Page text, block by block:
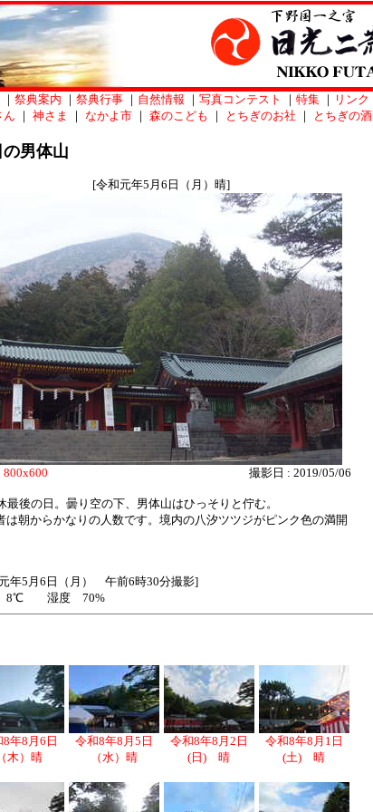
｜ 祭典案内 ｜ 祭典行事 ｜ 自然情報 ｜ 写真コンテスト ｜ 特集 ｜ リンク
ん ｜ 神さま ｜ なかよ市 ｜ 森のこども ｜ とちぎのお社 ｜ とちぎの酒
男体山
[令和元年5月6日（月）晴]
800x600 撮影日 : 2019/05/06
最後の日。曇り空の下、男体山はひっそりと佇む。
は朝からかなりの人数です。境内の八汐ツツジがピンク色の満開
年5月6日（月） 午前6時30分撮影]
8℃ 湿度 70%
8年8月6日
（木）晴
令和8年8月5日
（水）晴
令和8年8月2日
(日) 晴
令和8年8月1日
(土) 晴